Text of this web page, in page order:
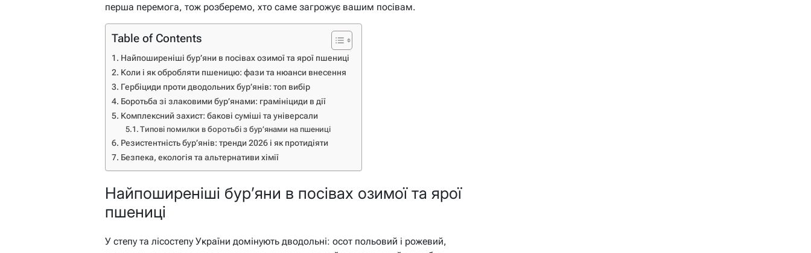
перша перемога, тож розберемо, хто саме загрожує вашим посівам.
Table of Contents
Найпоширеніші бур’яни в посівах озимої та ярої пшениці
Коли і як обробляти пшеницю: фази та нюанси внесення
Гербіциди проти дводольних бур’янів: топ вибір
Боротьба зі злаковими бур’янами: грамініциди в дії
Комплексний захист: бакові суміші та універсали
Типові помилки в боротьбі з бур’янами на пшениці
Резистентність бур’янів: тренди 2026 і як протидіяти
Безпека, екологія та альтернативи хімії
Найпоширеніші бур’яни в посівах озимої та ярої
пшениці
У степу та лісостепу України домінують дводольні: осот польовий і рожевий,